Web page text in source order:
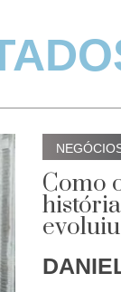
Como